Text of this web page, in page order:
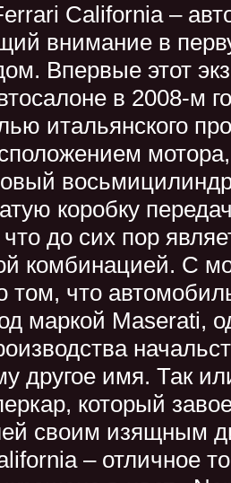
California –
внимание в
Впервые этот
в 2008-м
итальянского
коробку
до сих пор
комбинацией. С
том, что
маркой Maserati,
другое имя. Так
который
своим изящным
– отличное